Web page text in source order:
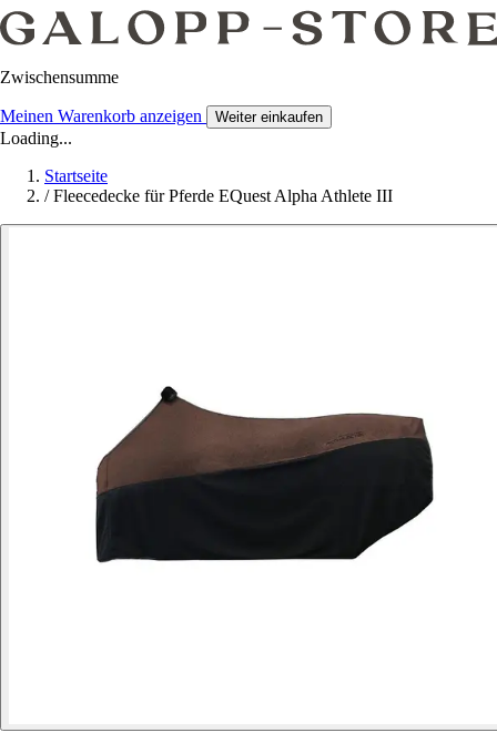
Zwischensumme
Meinen Warenkorb anzeigen Weiter einkaufen
Loading...
Startseite
/ Fleecedecke für Pferde EQuest Alpha Athlete III